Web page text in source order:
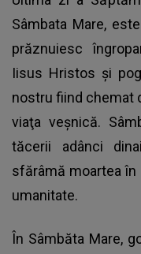
Sâmbata Mare,
prăznuiesc
Iisus Hristos şi
nostru fiind chemat
viaţa veşnică.
tăcerii adânci
sfărâmă moartea în
umanitate.
În Sâmbăta Mare,